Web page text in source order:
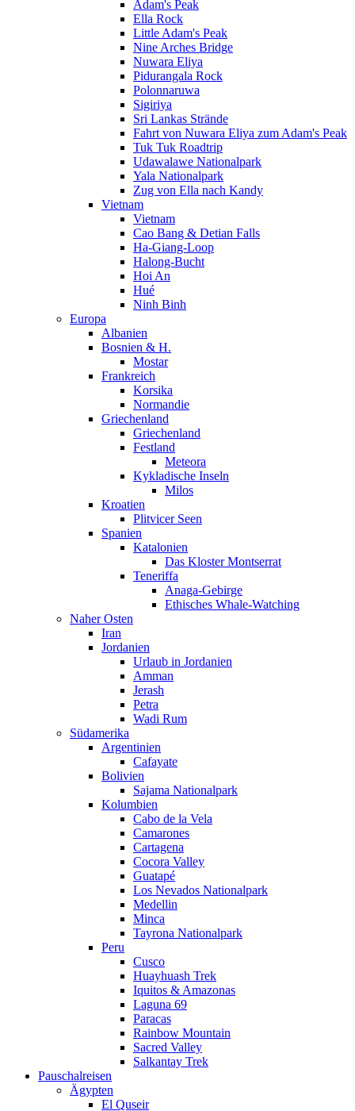
Adam's Peak
Ella Rock
Little Adam's Peak
Nine Arches Bridge
Nuwara Eliya
Pidurangala Rock
Polonnaruwa
Sigiriya
Sri Lankas Strände
Fahrt von Nuwara Eliya zum Adam's Peak
Tuk Tuk Roadtrip
Udawalawe Nationalpark
Yala Nationalpark
Zug von Ella nach Kandy
Vietnam
Vietnam
Cao Bang & Detian Falls
Ha-Giang-Loop
Halong-Bucht
Hoi An
Hué
Ninh Binh
Europa
Albanien
Bosnien & H.
Mostar
Frankreich
Korsika
Normandie
Griechenland
Griechenland
Festland
Meteora
Kykladische Inseln
Milos
Kroatien
Plitvicer Seen
Spanien
Katalonien
Das Kloster Montserrat
Teneriffa
Anaga-Gebirge
Ethisches Whale-Watching
Naher Osten
Iran
Jordanien
Urlaub in Jordanien
Amman
Jerash
Petra
Wadi Rum
Südamerika
Argentinien
Cafayate
Bolivien
Sajama Nationalpark
Kolumbien
Cabo de la Vela
Camarones
Cartagena
Cocora Valley
Guatapé
Los Nevados Nationalpark
Medellin
Minca
Tayrona Nationalpark
Peru
Cusco
Huayhuash Trek
Iquitos & Amazonas
Laguna 69
Paracas
Rainbow Mountain
Sacred Valley
Salkantay Trek
Pauschalreisen
Ägypten
El Quseir